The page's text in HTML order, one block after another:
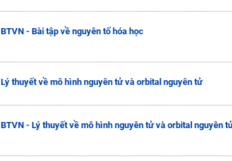
BTVN - Bài tập về nguyên tố hóa học
Lý thuyết về mô hình nguyên tử và orbital nguyên tử
BTVN - Lý thuyết về mô hình nguyên tử và orbital nguyên